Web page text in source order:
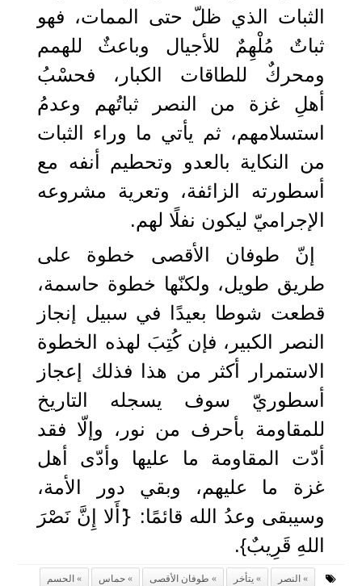
الثبات الذي ظلّ حتى الممات، فهو
ثباتٌ مُلْهِمٌ للأجيال وباعثٌ للهمم
ومحركٌ للطاقات الكبار، فحسْبُ
أهلِ غزة من النصر ثباتُهم وعدمُ
استسلامهم، ثم يأتي ما وراء الثبات
من النكاية بالعدو وتحطيم أنفه مع
أسطورته الزائفة، وتعرية مشروعه
الإجراميّ ليكون نفلًا لهم.
إنّ طوفان الأقصى خطوة على
طريق طويل، ولكنّها خطوة حاسمة،
قطعت شوطا بعيدًا في سبيل إنجاز
النصر الكبير، فإن كُتِبَ لهذه الخطوة
الاستمرار أكثر من هذا فذلك إعجاز
أسطوريّ سوف يسجله التاريخ
للمقاومة بأحرف من نور، وإلّا فقد
أدّت المقاومة ما عليها وأدّى أهل
غزة ما عليهم، وبقي دور الأمة،
وسيبقى وعدُ الله قائمًا: {َأَلا إِنَّ نَصْرَ
اللهِ قَرِيبٌ}.
النصر يتأخر طوفان الأقصى حماس الحسم